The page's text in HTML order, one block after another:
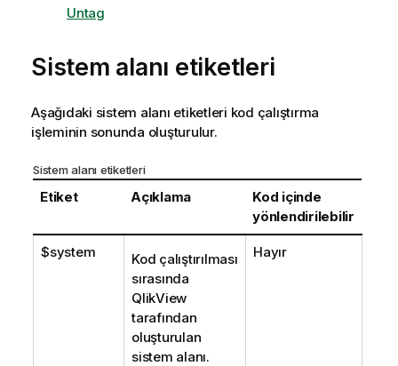
Untag
Sistem alanı etiketleri
Aşağıdaki sistem alanı etiketleri kod çalıştırma
işleminin sonunda oluşturulur.
Sistem alanı etiketleri
Etiket Açıklama
Kod içinde
yönlendirilebilir
$system
Kod çalıştırılması
sırasında
QlikView
tarafından
oluşturulan
sistem alanı.
Hayır